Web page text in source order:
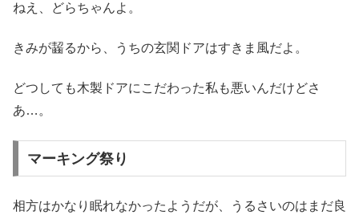
ねえ、どらちゃんよ。
きみが齧るから、うちの玄関ドアはすきま風だよ。
どつしても木製ドアにこだわった私も悪いんだけどさ
あ…。
マーキング祭り
相方はかなり眠れなかったようだが、うるさいのはまだ良